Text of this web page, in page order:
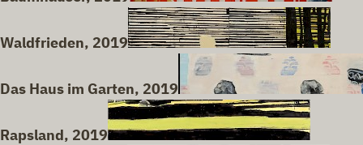
Waldfrieden, 2019
Das Haus im Garten, 2019
Rapsland, 2019